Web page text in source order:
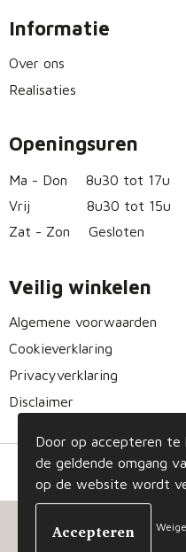
Informatie
Over ons
Realisaties
Openingsuren
Ma - Don
8u30 tot 17u
Vrij
8u30 tot 15u
Zat - Zon
Gesloten
Veilig winkelen
Algemene voorwaarden
Cookieverklaring
Privacyverklaring
Disclaimer
©
Door op accepteren te
de geldende omgang
op de website wordt